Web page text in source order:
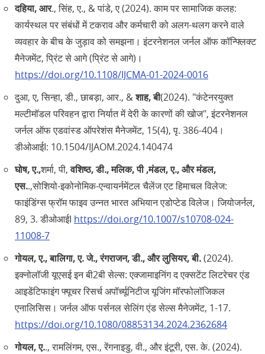
दहिया, आर., सिंह, ए., & पांडे, ए (2024). काम पर सामाजिक कलह:
कार्यस्थल पर संबंधों में टकराव और कर्मचारी को अलग-थलग करने वाले
व्यवहार के बीच के जुड़ाव को समझना। इंटरनेशनल जर्नल ऑफ कॉन्फ्लिक्ट
मैनेजमेंट, प्रिंट से आगे (प्रिंट से आगे)।
https://doi.org/10.1108/IJCMA-01-2024-0016
दुआ, ए, सिन्हा, डी., छाबड़ा, आर., &शाह, बी(2024). "कंटेनरयुक्त
मल्टीमॉडल परिवहन द्वारा निर्यात में देरी के कारणों की खोज", इंटरनेशनल
जर्नल ऑफ एडवांस्ड ऑपरेशंस मैनेजमेंट, 15(4), पृ. 386-404।
डीओआईI: 10.1504/IJAOM.2024.140474
घोष, ए.,शर्मा, पी,वशिष्ठ, डी., मलिक, पी ,मंडल, ए., और मंडल,
एस..,सोशियो-इकोनोमिक-एन्वायर्नमेंटल चैलेंज एट हिमाचल विलेज:
फाइंडिंग्स फ्रॉम फाइव उन्नत भारत अभियान एडोप्टेड विलेज। जियोजर्नल,
89, 3. डीओआईI https://doi.org/10.1007/s10708-024-
11008-7
गोयल, ए., बालिगा, ए. जे., रंगराजन, डी., और लुसियर, बी.(2024).
इक्नोलॉजी यूएसई इन बी2बी सेल्स: एक्जामाइनिंग द एक्सटेंट लिटरेचर एंड
आइडेंटिफाइंग फ्यूचर रिसर्च अपॉर्च्यूनिटीज यूजिंग मॉरफोलॉजिकल
एनालिसिस। जर्नल ऑफ पर्सनल सेलिंग एंड सेल्स मैनेजमेंट, 1-17.
https://doi.org/10.1080/08853134.2024.2362684
गोयल, ए.., रामलिंगम, एस., रेंगनाइडु, वी., और इंटूरी, एस. के. (2024).